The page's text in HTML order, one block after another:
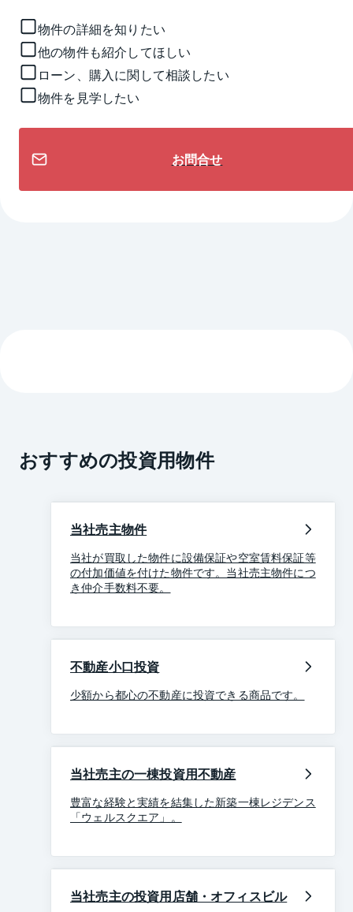
物件の詳細を知りたい
他の物件も紹介してほしい
ローン、購入に関して相談したい
物件を見学したい
お問合せ
おすすめの投資用物件
当社売主物件
当社が買取した物件に設備保証や空室賃料保証等
の付加価値を付けた物件です。当社売主物件につ
き仲介手数料不要。
不動産小口投資
少額から都心の不動産に投資できる商品です。
当社売主の一棟投資用不動産
豊富な経験と実績を結集した新築一棟レジデンス
「ウェルスクエア」。
当社売主の投資用店舗・オフィスビル